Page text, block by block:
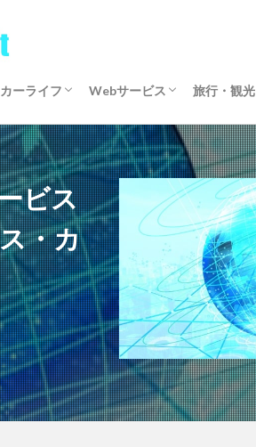
カーライフ
サブスクリプション
マイカーリース
カーシェアリング
レンタカー
【全国区】定額モビリティサービス
Webサービス
WordPress
アフィリエイト
仮想通貨
旅行・観光
国内旅行
海外旅行
ビス
・カ